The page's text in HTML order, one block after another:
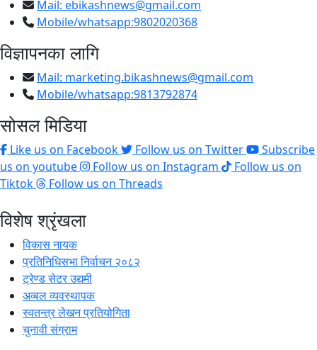
Mail: ebikashnews@gmail.com
Mobile/whatsapp:9802020368
विज्ञापनका लागि
Mail: marketing.bikashnews@gmail.com
Mobile/whatsapp:9813792874
सोसल मिडिया
Like us on Facebook Follow us on Twitter
Subscribe
us on youtube
Follow us on Instagram
Follow us on
Tiktok
Follow us on Threads
विशेष श्रृंखला
विकास नायक
प्रतिनिधिसभा निर्वाचन २०८२
ट्रेण्ड सेटर उद्यमी
अव्बल व्यवस्थापक
स्वतन्त्र लेखन प्रतियोगिता
चुनावी संग्राम